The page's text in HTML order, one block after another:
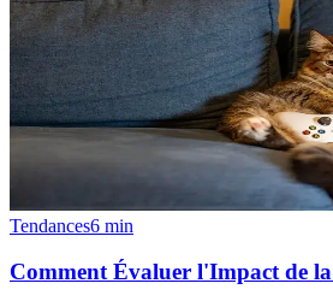
Tendances6 min
Comment Évaluer l'Impact de